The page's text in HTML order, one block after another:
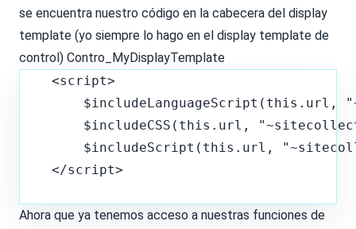
se encuentra nuestro código en la cabecera del display
template (yo siempre lo hago en el display template de
control) Contro_MyDisplayTemplate
    <script>
$includeLanguageScript(this.url,
$includeCSS(this.url,
$includeScript(this.url,
    </script>
Ahora que ya tenemos acceso a nuestras funciones de